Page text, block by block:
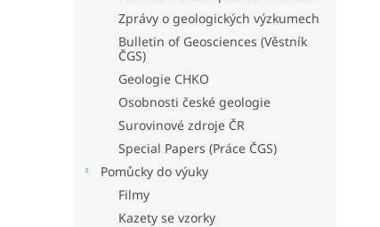
Zprávy o geologických výzkumech
Bulletin of Geosciences (Věstník
ČGS)
Geologie CHKO
Osobnosti české geologie
Surovinové zdroje ČR
Special Papers (Práce ČGS)
Pomůcky do výuky
Filmy
Kazety se vzorky